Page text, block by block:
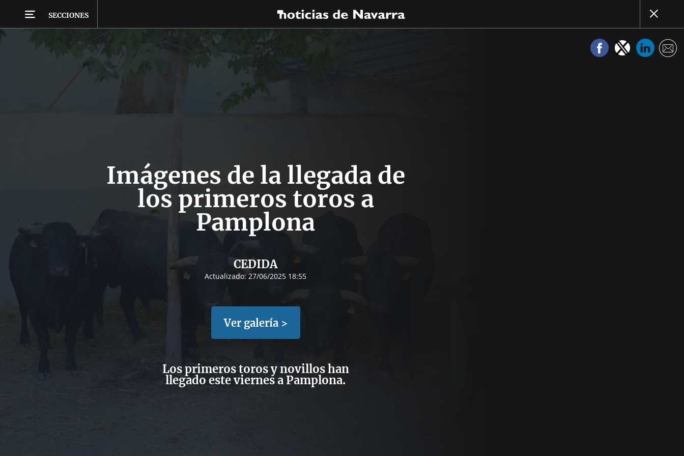
SECCIONES
Imágenes de la llegada de
los primeros toros a
Pamplona
CEDIDA
Actualizado: 27/06/2025 18:55
Ver galería >
Los primeros toros y novillos han
llegado este viernes a Pamplona.